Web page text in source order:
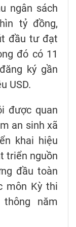
ngân sách
tỷ đồng,
đầu tư đạt
đó có 11
ký gần
USD.
được quan
an sinh xã
khai hiệu
triển nguồn
đầu toàn
môn Kỳ thi
năm